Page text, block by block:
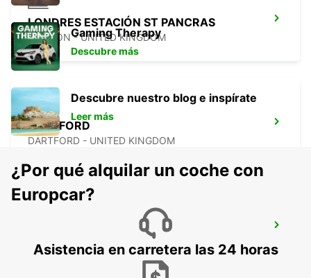
LONDRES ESTACIÓN ST PANCRAS
LONDON - UNITED KINGDOM
DARTFORD
DARTFORD - UNITED KINGDOM
WATFORD - UNITED KINGDOM
Gaming Therapy
Descubre más
Descubre nuestro blog e inspírate
Leer más
¿Por qué alquilar un coche con
Europcar?
Asistencia en carretera las 24 horas